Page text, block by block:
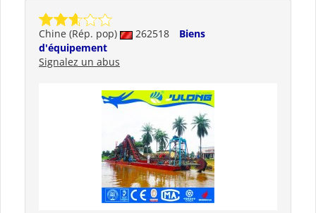
Chine (Rép. pop) 262518
Biens
d'équipement
Signalez un abus